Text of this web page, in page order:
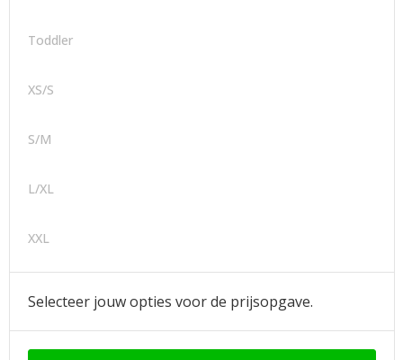
Toddler
XS/S
S/M
L/XL
XXL
Selecteer jouw opties voor de prijsopgave.